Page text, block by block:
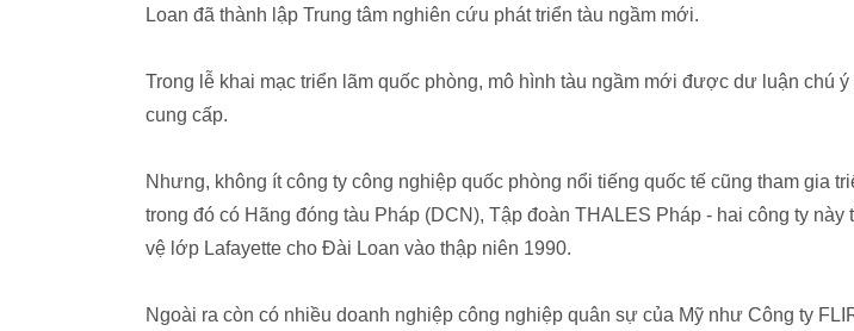
Loan đã thành lập Trung tâm nghiên cứu phát triển tàu ngầm mới.
Trong lễ khai mạc triển lãm quốc phòng, mô hình tàu ngầm mới được dư luận chú
cung cấp.
Nhưng, không ít công ty công nghiệp quốc phòng nổi tiếng quốc tế cũng tham gia
trong đó có Hãng đóng tàu Pháp (DCN), Tập đoàn THALES Pháp - hai công ty này
vệ lớp Lafayette cho Đài Loan vào thập niên 1990.
Ngoài ra còn có nhiều doanh nghiệp công nghiệp quân sự của Mỹ như Công ty